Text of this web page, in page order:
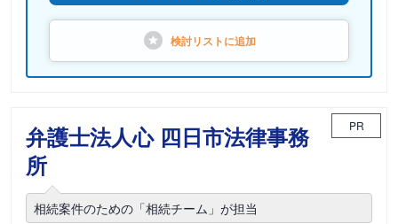
検討リストに追加
弁護士法人心 四日市法律事務
所
PR
相続案件のための「相続チーム」が担当